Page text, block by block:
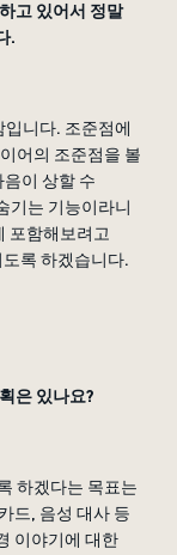
고 있어서 정말
.
니다. 조준점에
어의 조준점을 볼
이 상할 수
기는 기능이라니
포함해보려고
록 하겠습니다.
은 있나요?
하겠다는 목표는
드, 음성 대사 등
이야기에 대한